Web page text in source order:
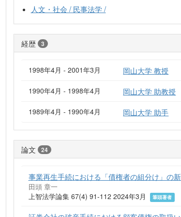
人文・社会 / 民事法学 /
経歴 3
1998年4月 - 2001年3月 岡山大学 教授
1990年4月 - 1998年4月 岡山大学 助教授
1989年4月 - 1990年4月 岡山大学 助手
論文 24
事業再生手続における「債権者の組分け」の
田頭 章一
上智法学論集 67(4) 91-112 2024年3月
筆頭著者